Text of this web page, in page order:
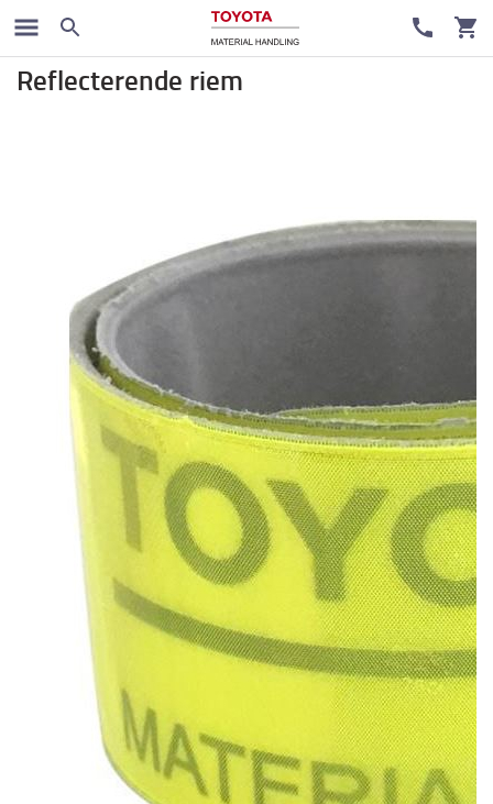
Toyota-fanshop
Reflecterende riem